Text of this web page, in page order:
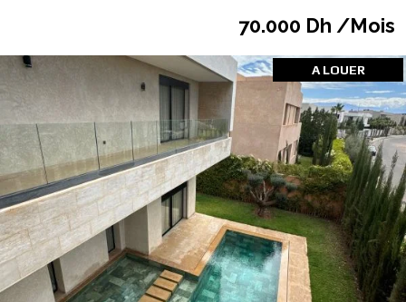
70.000 Dh /Mois
A LOUER